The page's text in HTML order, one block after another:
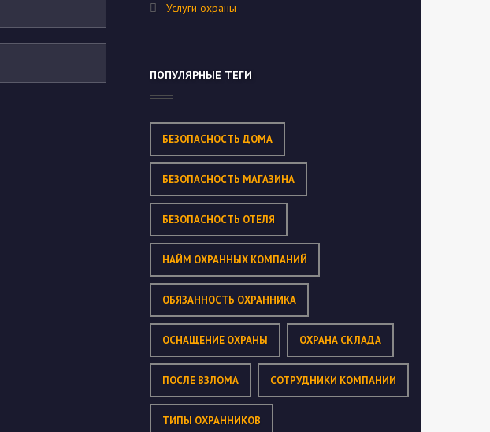
Услуги охраны
ПОПУЛЯРНЫЕ ТЕГИ
БЕЗОПАСНОСТЬ ДОМА
БЕЗОПАСНОСТЬ МАГАЗИНА
БЕЗОПАСНОСТЬ ОТЕЛЯ
НАЙМ ОХРАННЫХ КОМПАНИЙ
ОБЯЗАННОСТЬ ОХРАННИКА
ОСНАЩЕНИЕ ОХРАНЫ ОХРАНА СКЛАДА
ПОСЛЕ ВЗЛОМА СОТРУДНИКИ КОМПАНИИ
ТИПЫ ОХРАННИКОВ